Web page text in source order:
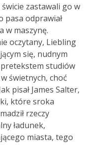
zastawali go w
pasa odprawiał
w maszynę.
oczytany, Liebling
się, nudnym
studiów
świetnych, choć
pisał James Salter,
które sroka
rzeczy
ładunek,
miasta, tego